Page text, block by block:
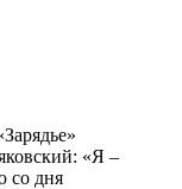
«Я –
со дня